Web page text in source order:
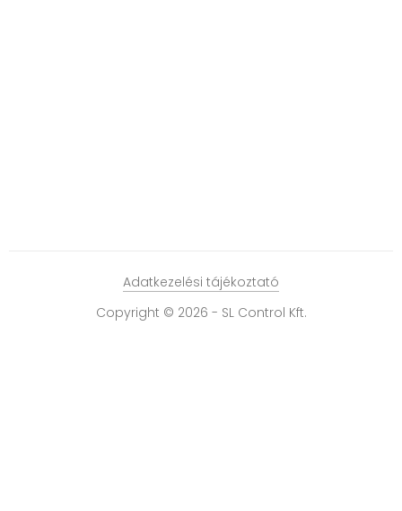
Copyright © 2026 - SL Control Kft.
Adatkezelési tájékoztató